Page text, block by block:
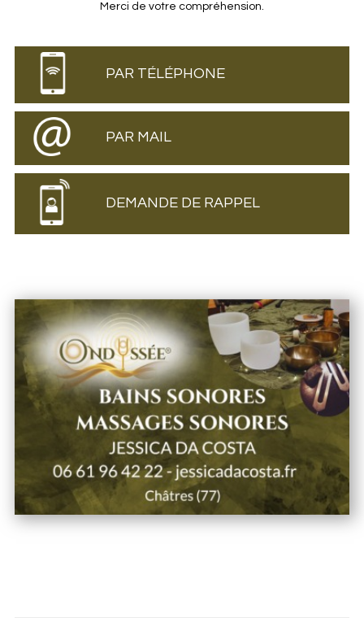
Merci de votre compréhension.
PAR TÉLÉPHONE
PAR MAIL
DEMANDE DE RAPPEL